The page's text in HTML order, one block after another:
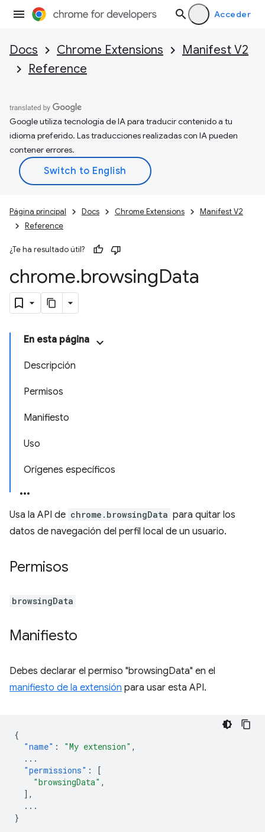
Acceder
Docs Chrome Extensions
Manifest V2
Reference
Google utiliza tecnología de IA para traducir contenido a tu
idioma preferido. Las traducciones realizadas con IA pueden
contener errores.
Página principal Docs Chrome Extensions
Manifest V2
Reference
¿Te ha resultado útil?
chrome.browsingData
En esta página
Descripción
Permisos
Manifiesto
Uso
Orígenes específicos
Usa la API de chrome.browsingData para quitar los
datos de navegación del perfil local de un usuario.
Permisos
browsingData
Manifiesto
Debes declarar el permiso "browsingData" en el
manifiesto de la extensión para usar esta API.
{
"name" : "My extension" ,
...
"permissions" :
[
"browsingData" ,
],
...
}